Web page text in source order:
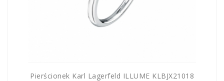
Pierścionek Karl Lagerfeld ILLUME KLBJX21018